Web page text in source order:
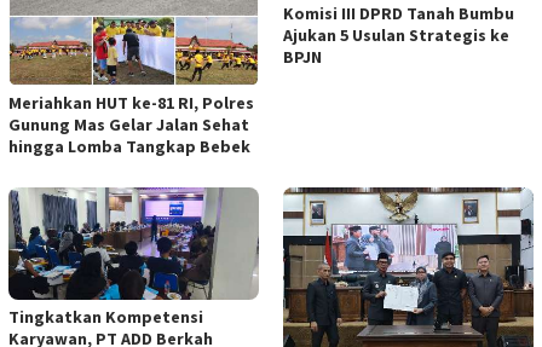
Meriahkan HUT ke-81 RI, Polres
Gunung Mas Gelar Jalan Sehat
hingga Lomba Tangkap Bebek
Komisi III DPRD Tanah Bumbu
Ajukan 5 Usulan Strategis ke
BPJN
Tingkatkan Kompetensi
Karyawan, PT ADD Berkah